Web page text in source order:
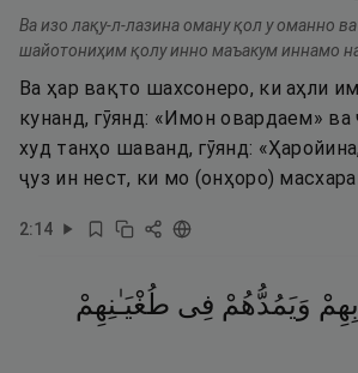
Ва изо лақу-л-лазина оману қол у оманно
шайотониҳим қолу инно маъакум иннамо
Ва ҳар вақто шахсонеро, ки аҳли
кунанд, гӯянд: «Имон овардаем»
худ танҳо шаванд, гӯянд:
ҷуз ин нест, ки мо (онҳоро)
2:14
بِهِمْ وَيَمُدُّهُمْ فِى طُغْيَـٰنِهِمْ